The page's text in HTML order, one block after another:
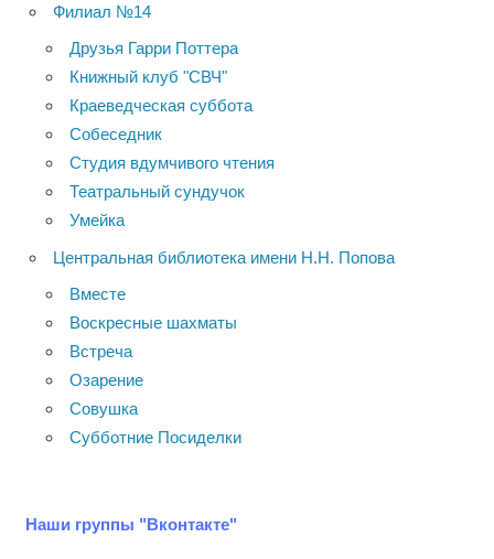
Филиал №14
Друзья Гарри Поттера
Книжный клуб "СВЧ"
Краеведческая суббота
Собеседник
Студия вдумчивого чтения
Театральный сундучок
Умейка
Центральная библиотека имени Н.Н. Попова
Вместе
Воскресные шахматы
Встреча
Озарение
Совушка
Субботние Посиделки
Наши группы "Вконтакте"